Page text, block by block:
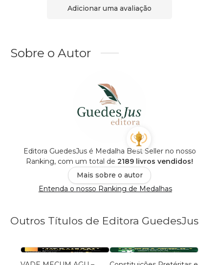
Adicionar uma avaliação
Sobre o Autor
Editora GuedesJus é Medalha Best Seller no nosso
Ranking, com um total de 2189 livros vendidos!
Mais sobre o autor
Entenda o nosso Ranking de Medalhas
Outros Títulos de Editora GuedesJus